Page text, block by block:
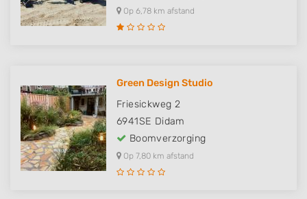
Op 6,78 km afstand
Green Design Studio
Friesickweg 2
6941SE Didam
Boomverzorging
Op 7,80 km afstand